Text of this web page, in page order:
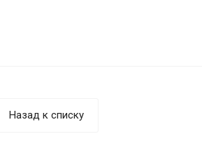
Назад к списку